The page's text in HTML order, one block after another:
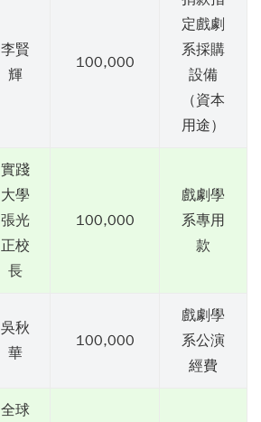
李賢
輝
100,000
定戲劇
系採購
設備
（資本
用途）
實踐
大學
張光
正校
長
100,000
戲劇學
系專用
款
吳秋
華
100,000
戲劇學
系公演
經費
全球